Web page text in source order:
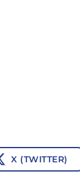
X (TWITTER)